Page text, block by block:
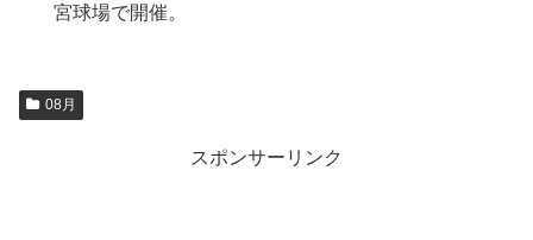
宮球場で開催。
08月
スポンサーリンク